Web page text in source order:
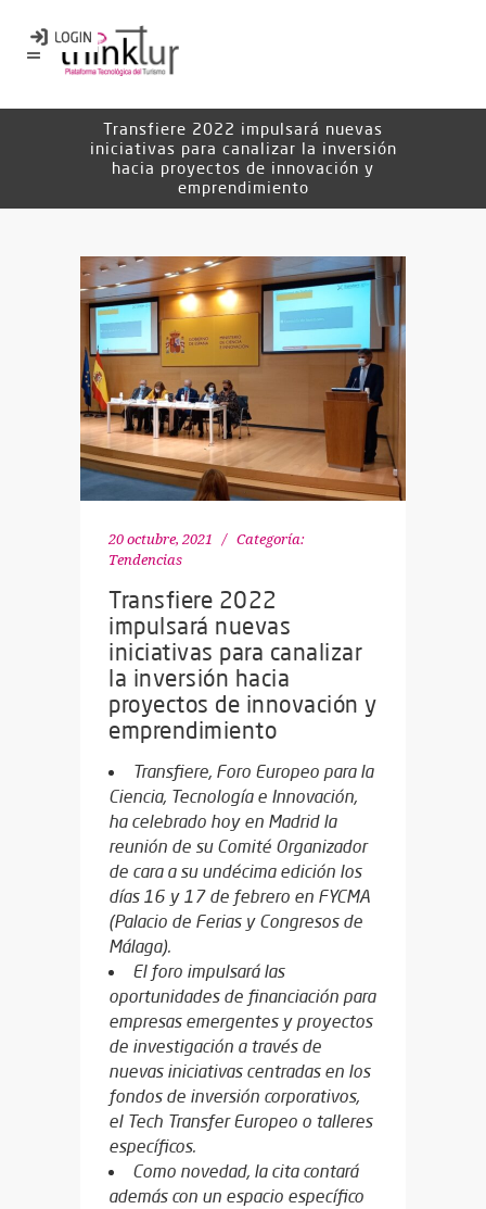
Transfiere 2022 impulsará nuevas
iniciativas para canalizar la inversión
hacia proyectos de innovación y
emprendimiento
20 octubre, 2021
Categoría:
Tendencias
Transfiere 2022
impulsará nuevas
iniciativas para canalizar
la inversión hacia
proyectos de innovación y
emprendimiento
Transfiere, Foro Europeo para la
Ciencia, Tecnología e Innovación,
ha celebrado hoy en Madrid la
reunión de su Comité Organizador
de cara a su undécima edición los
días 16 y 17 de febrero en FYCMA
(Palacio de Ferias y Congresos de
Málaga).
El foro impulsará las
oportunidades de financiación para
empresas emergentes y proyectos
de investigación a través de
nuevas iniciativas centradas en los
fondos de inversión corporativos,
el Tech Transfer Europeo o talleres
específicos.
Como novedad, la cita contará
además con un espacio específico